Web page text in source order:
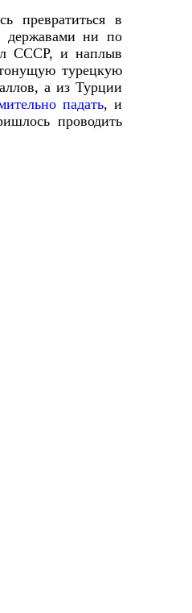
превратиться в
державами ни по
СССР, и наплыв
турецкую
а из Турции
падать, и
проводить